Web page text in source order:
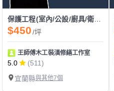
$450/坪
王師傅木工裝潢修繕工作室
5.0
(511)
宜蘭縣與其他7個